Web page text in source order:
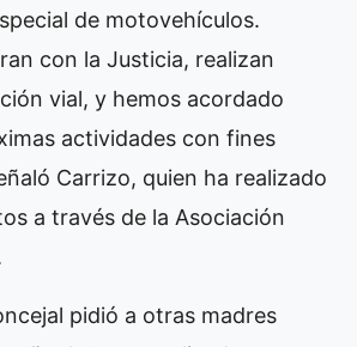
de motovehículos.
con la Justicia, realizan
vial, y hemos acordado
actividades con fines
Carrizo, quien ha realizado
a través de la Asociación
pidió a otras madres